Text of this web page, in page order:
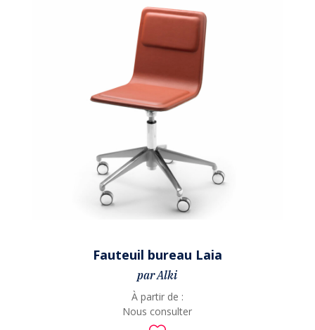
Fauteuil bureau Laia
par Alki
À partir de :
Nous consulter